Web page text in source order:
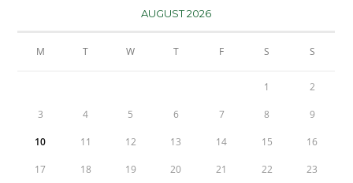
AUGUST 2026
M T W T F S S
1 2
3 4 5 6 7 8 9
10 11 12 13 14 15 16
17 18 19 20 21 22 23